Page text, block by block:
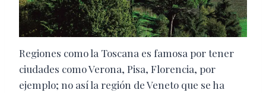
Regiones como la Toscana es famosa por tener
ciudades como Verona, Pisa, Florencia, por
ejemplo; no así la región de Veneto que se ha